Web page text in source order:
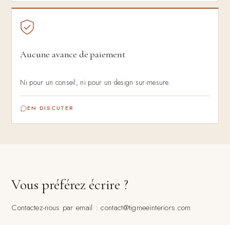
Aucune avance de paiement
Ni pour un conseil, ni pour un design sur-mesure.
EN DISCUTER
Vous préférez écrire ?
Contactez-nous par email : contact@tigmeeinteriors.com